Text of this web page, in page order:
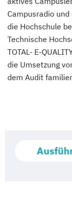
Campusradio
die Hochschule
Technische
TOTAL- E-
die Umsetzung
dem Audit